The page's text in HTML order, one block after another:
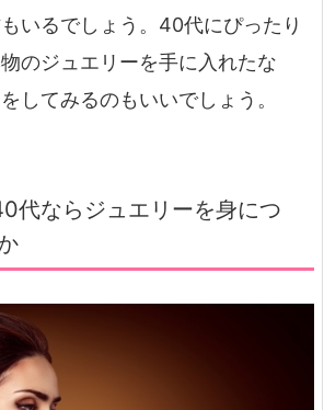
いるでしょう。40代にぴったり
のジュエリーを手に入れたな
してみるのもいいでしょう。
代ならジュエリーを身につ